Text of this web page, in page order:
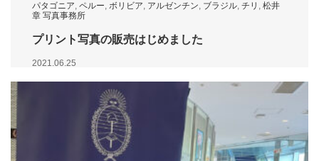
パタゴニア, ペルー, ボリビア, アルゼンチン, ブラジル, チリ , 松井
章 写真事務所
プリント写真の販売はじめました
2021.06.25